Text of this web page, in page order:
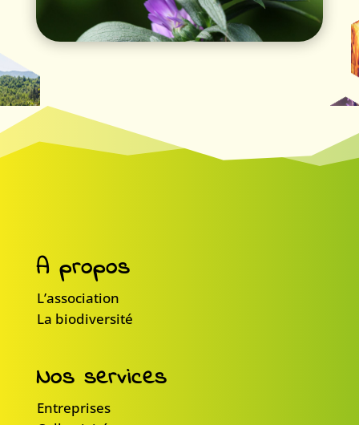
A propos
L’association
La biodiversité
Nos services
Entreprises